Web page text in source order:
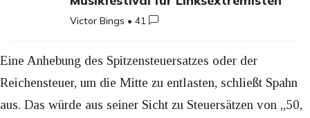
Victor Bings •41
Eine Anhebung des Spitzensteuersatzes oder der
Reichensteuer, um die Mitte zu entlasten, schließt Spahn
aus. Das würde aus seiner Sicht zu Steuersätzen von „50,